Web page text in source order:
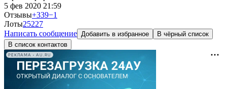
5 фев 2020 21:59
Отзывы+339−1
Лоты25227
Написать сообщение Добавить в избранное
В чёрный список
В список контактов
РЕКЛАМА • AU.RU